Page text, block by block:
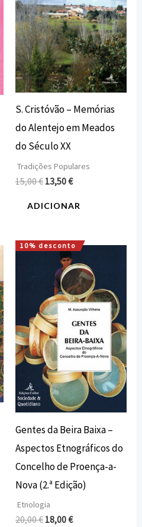
S. Cristóvão – Memórias
do Alentejo em Meados
do Século XX
Tradições Populares
15,00€ 13,50€
ADICIONAR
10% desconto
Gentes da Beira Baixa –
Aspectos Etnográficos do
Concelho de Proença-a-
Nova (2.ª Edição)
Etnologia
20,00€
O
preço
original
era:
20,00 €.
18,00€
O
preço
atual
é:
18,00 €.